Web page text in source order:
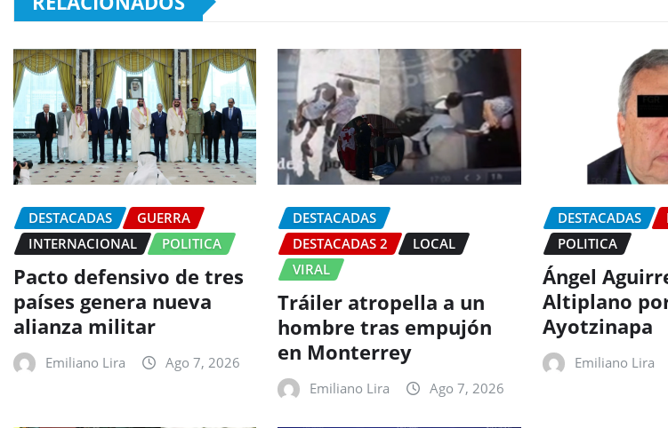
DESTACADAS
GUERRA
INTERNACIONAL
POLITICA
Pacto defensivo de tres
países genera nueva
alianza militar
Emiliano Lira Ago 7, 2026
DESTACADAS
DESTACADAS 2
LOCAL
VIRAL
Tráiler atropella a un
hombre tras empujón
en Monterrey
Emiliano Lira Ago 7, 2026
DESTACADAS
POLITICA
Ángel
Altiplano
Ayotzinapa
Emiliano Lira